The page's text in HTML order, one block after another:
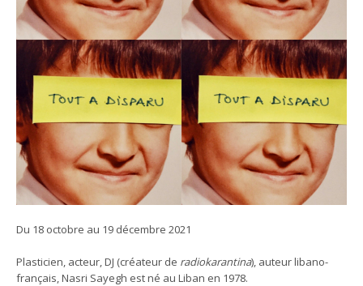
Du 18 octobre au 19 décembre 2021
Plasticien, acteur, DJ (créateur de radiokarantina), auteur libano-
français, Nasri Sayegh est né au Liban en 1978.